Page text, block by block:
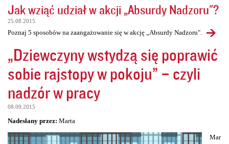
Jak wziąć udział w akcji „Absurdy Nadzoru"?
25.08.2015
Poznaj 5 sposobów na zaangażowanie się w akcję „Absurdy Nadzoru".
„Dziewczyny wstydzą się poprawić
sobie rajstopy w pokoju” – czyli
nadzór w pracy
08.09.2015
Nadesłany przez: Marta
Mar